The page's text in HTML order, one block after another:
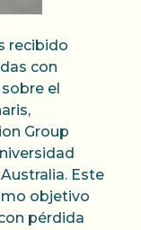
recibido
con
el
Group
Este
objetivo
pérdida